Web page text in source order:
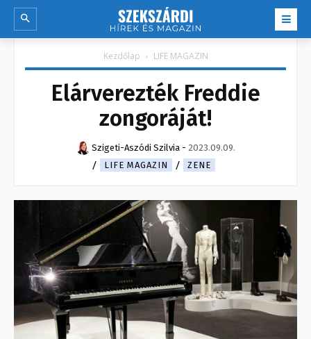
Kezdőlap LIFE MAGAZIN
Elárverezték Freddie
zongoráját!
Szigeti-Aszódi Szilvia - 2023.09.09.
LIFE MAGAZIN
ZENE